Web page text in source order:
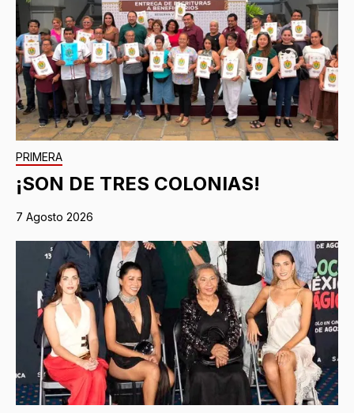
PRIMERA
¡SON DE TRES COLONIAS!
7 Agosto 2026